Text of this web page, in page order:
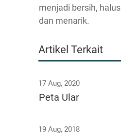
menjadi bersih, halus
dan menarik.
Artikel Terkait
17 Aug, 2020
Peta Ular
19 Aug, 2018